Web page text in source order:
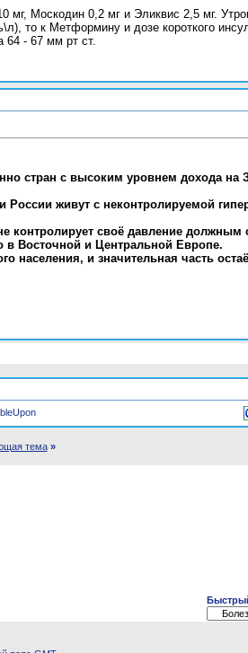
Москодин 0,2 мг и Эликвис 2,5 мг.
то к Метформину и дозе короткого
64 - 67 мм рт ст.
стран с высоким уровнем дохода на
живут с неконтролируемой
контролирует своё давление должным
в Восточной и Центральной Европе.
населения, и значительная часть
тема »